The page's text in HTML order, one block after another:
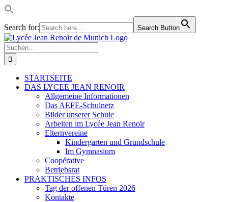
Search for: Search Button
Skip
to
content
LinkedIn
Facebook
Instagram
Rss
Suche
nach:
STARTSEITE
DAS LYCEE JEAN RENOIR
Allgemeine Informationen
Das AEFE-Schulnetz
Bilder unserer Schule
Arbeiten im Lycée Jean Renoir
Elternvereine
Kindergarten und Grundschule
Im Gymnasium
Coopérative
Betriebsrat
PRAKTISCHES INFOS
Tag der offenen Türen 2026
Kontakte